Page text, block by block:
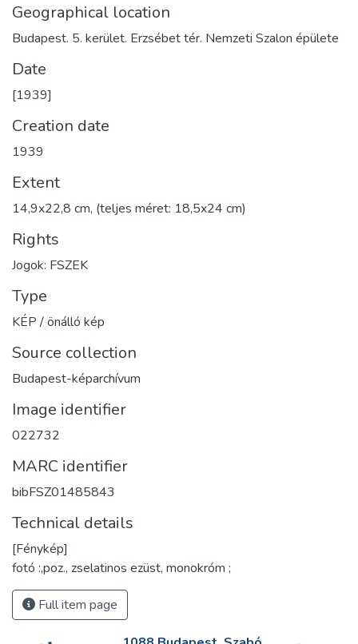
Geographical location
Budapest. 5. kerület. Erzsébet tér. Nemzeti Szalon épülete
Date
[1939]
Creation date
1939
Extent
14,9x22,8 cm, (teljes méret: 18,5x24 cm)
Rights
Jogok: FSZEK
Type
KÉP / önálló kép
Source collection
Budapest-képarchívum
Image identifier
022732
MARC identifier
bibFSZ01485843
Technical details
[Fénykép]
fotó :,poz., zselatinos ezüst, monokróm ;
Full item page